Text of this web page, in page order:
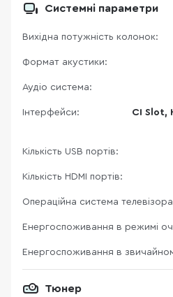
Системні параметри
Вихідна потужність колонок:
Формат акустики:
Аудіо система:
Інтерфейси:
CI Slot,
Кількість USB портів:
Кількість HDMI портів:
Операційна система
Енергоспоживання в режимі
Енергоспоживання в
Тюнер